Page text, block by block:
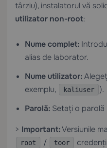
târziu), instalatorul vă
utilizator non-root:
Nume complet:
alias de laborator.
Nume utilizator:
exemplu,
kaliuser
).
Parolă: Setați o
> Important:Versiunile
root / toor